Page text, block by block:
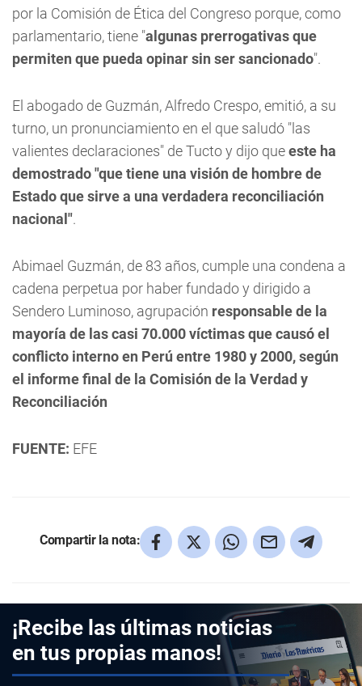
por la Comisión de Ética del Congreso porque, como
parlamentario, tiene "algunas prerrogativas que
permiten que pueda opinar sin ser sancionado".
El abogado de Guzmán, Alfredo Crespo, emitió, a su
turno, un pronunciamiento en el que saludó "las
valientes declaraciones" de Tucto y dijo queeste ha
demostrado "que tiene una visión de hombre de
Estado que sirve a una verdadera reconciliación
nacional".
Abimael Guzmán, de 83 años, cumple una condena a
cadena perpetua por haber fundado y dirigido a
Sendero Luminoso, agrupación responsable de la
mayoría de las casi 70.000 víctimas que causó el
conflicto interno en Perú entre 1980 y 2000, según
el informe final de la Comisión de la Verdad y
Reconciliación
FUENTE: EFE
Compartir la nota:
¡Recibe las últimas noticias
en tus propias manos!